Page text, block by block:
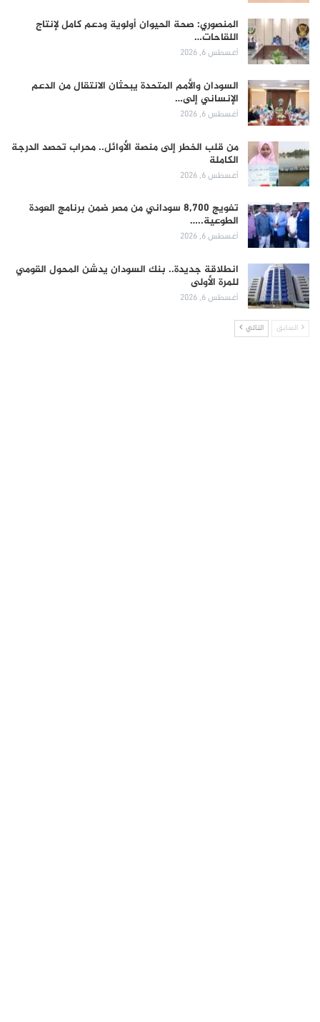
المنصوري: صحة الحيوان أولوية ودعم كامل لإنتاج
اللقاحات…
أغسطس 6, 2026
السودان والأمم المتحدة يبحثان الانتقال من الدعم
الإنساني إلى…
أغسطس 6, 2026
من قلب الخطر إلى منصة الأوائل.. محراب تحصد الدرجة
الكاملة
أغسطس 6, 2026
تفويج 8,700 سوداني من مصر ضمن برنامج العودة
الطوعية..…
أغسطس 6, 2026
انطلاقة جديدة.. بنك السودان يدشن المحول القومي
للمرة الأولى
أغسطس 6, 2026
السابق التالي